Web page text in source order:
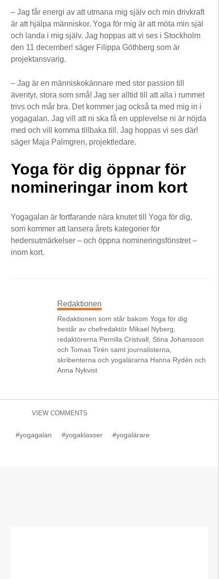
– Jag får energi av att utmana mig själv och min drivkraft
är att hjälpa människor. Yoga för mig är att möta min själ
och landa i mig själv. Jag hoppas att vi ses i Stockholm
den 11 december! säger Filippa Göthberg som är
projektansvarig.
– Jag är en människokännare med stor passion till
äventyr, stora som små! Jag ser alltid till att alla i rummet
trivs och mår bra. Det kommer jag också ta med mig in i
yogagalan. Jag vill att ni ska få en upplevelse ni är nöjda
med och vill komma tillbaka till. Jag hoppas vi ses där!
säger Maja Palmgren, projektledare.
Yoga för dig öppnar för
nomineringar inom kort
Yogagalan är fortfarande nära knutet till Yoga för dig,
som kommer att lansera årets kategorier för
hedersutmärkelser – och öppna nomineringsfönstret –
inom kort.
Redaktionen
Redaktionen som står bakom Yoga för dig
består av chefredaktör Mikael Nyberg,
redaktörerna Pernilla Cristvall, Stina Johansson
och Tomas Tirén samt journalisterna,
skribenterna och yogalärarna Hanna Rydén och
Anna Nykvist
VIEW COMMENTS
#yogagalan #yogaklasser #yogalärare